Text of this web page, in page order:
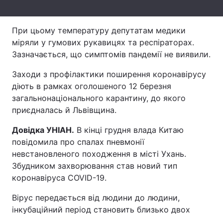
Контакти
Послуги
Тема оформлення
При цьому температуру депутатам медики
міряли у гумових рукавицях та респіраторах.
Зазначається, що симптомів пандемії не виявили.
Заходи з профілактики поширення коронавірусу
діють в рамках оголошеного 12 березня
загальнонаціонального карантину, до якого
приєдналась й Львівщина.
Довідка УНІАН. В кінці грудня влада Китаю
повідомила про спалах пневмонії
невстановленого походження в місті Ухань.
Збудником захворювання став новий тип
коронавіруса COVID-19.
Вірус передається від людини до людини,
інкубаційний період становить близько двох